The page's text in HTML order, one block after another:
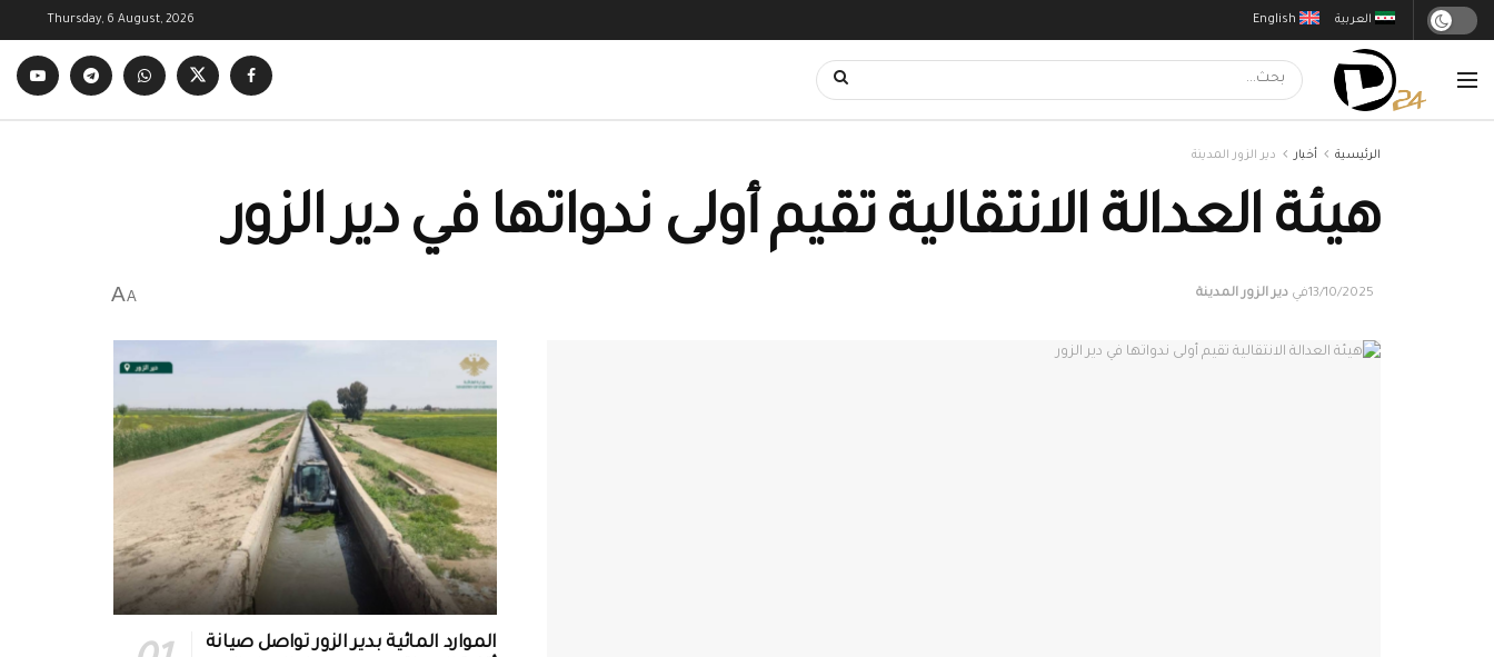
English العربية Thursday, 6 August, 2026
الرئيسية أخبار دير الزور المدينة
هيئة العدالة الانتقالية تقيم أولى ندواتها في دير الزور
13/10/2025 في دير الزور المدينة A
A
الموارد المائية بدير الزور تواصل صيانة